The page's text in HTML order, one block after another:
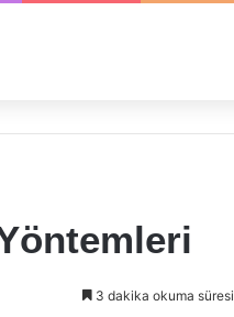
3 dakika okuma süresi